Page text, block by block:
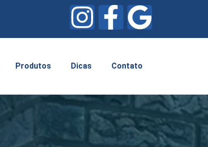
Produtos Dicas Contato